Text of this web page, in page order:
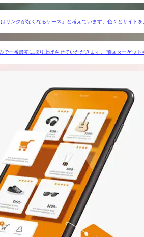
リンクがなくなるケース」と考えています。色々とサイトを
一番最初に取り上げさせていただきます。 前回ターゲット